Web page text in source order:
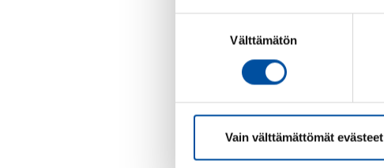
Välttämätön
Vain välttämättömät evästeet